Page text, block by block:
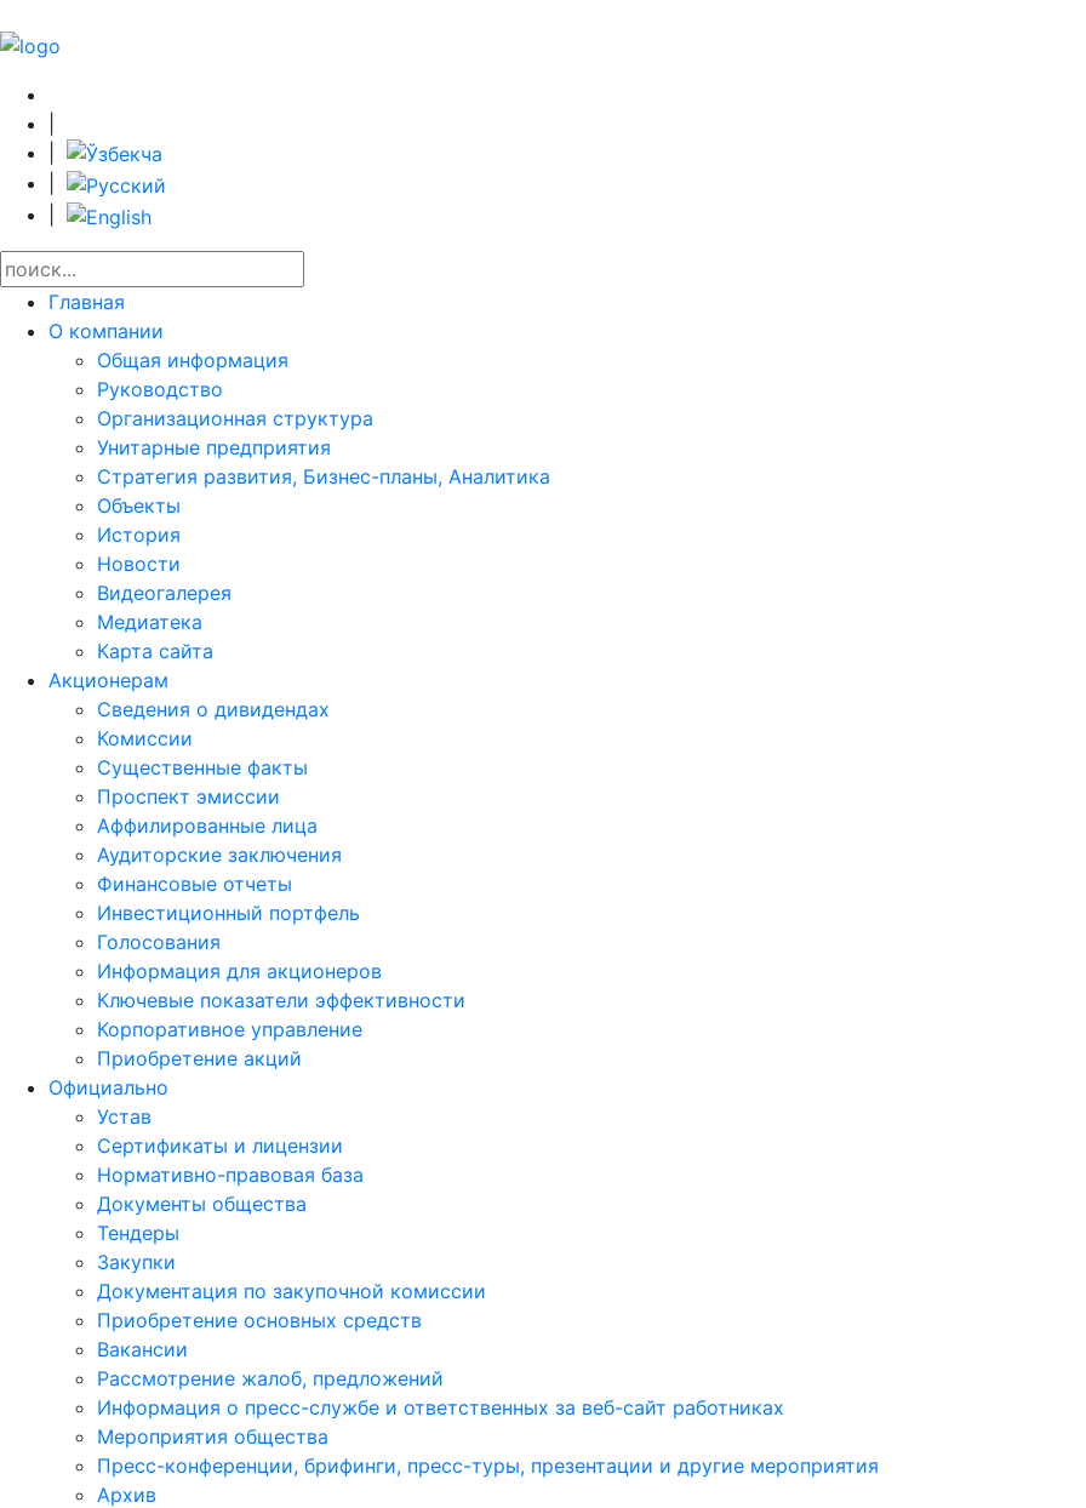
Главная
О компании
Общая информация
Руководство
Организационная структура
Унитарные предприятия
Стратегия развития, Бизнес-планы, Аналитика
Объекты
История
Новости
Видеогалерея
Медиатека
Карта сайта
Акционерам
Сведения о дивидендах
Комиссии
Существенные факты
Проспект эмиссии
Аффилированные лица
Аудиторские заключения
Финансовые отчеты
Инвестиционный портфель
Голосования
Информация для акционеров
Ключевые показатели эффективности
Корпоративное управление
Приобретение акций
Официально
Устав
Сертификаты и лицензии
Нормативно-правовая база
Документы общества
Тендеры
Закупки
Документация по закупочной комиссии
Приобретение основных средств
Вакансии
Рассмотрение жалоб, предложений
Информация о пресс-службе и ответственных за веб-сайт работниках
Мероприятия общества
Пресс-конференции, брифинги, пресс-туры, презентации и другие мероприятия
Архив